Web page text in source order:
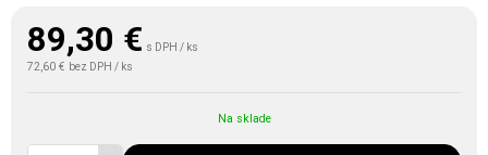
89,30 € s DPH / ks
72,60 € bez DPH / ks
Na sklade